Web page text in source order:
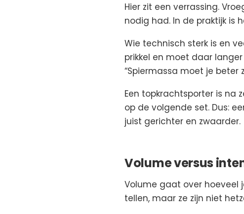
Hier zit een verrassing.
nodig had. In de praktijk is
Wie technisch sterk is en
prikkel en moet daar
“Spiermassa moet je beter
Een topkrachtsporter is na
op de volgende set. Dus:
juist gerichter en zwaarder.
Volume versus
Volume gaat over hoeveel
tellen, maar ze zijn niet